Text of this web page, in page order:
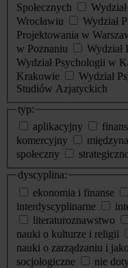
Społecznych
Wrocławiu
Wydział
Projektowania w
w Poznaniu
Wydział
Wydział Psychologii w
Krakowie
Wydział
Studiów Azjatyckich
typ:
aplikacyjny
komercyjny
społeczny
dyscyplina:
ekonomia i finanse
interdyscyplinarne
literaturoznawstwo
nauki o kulturze i religii
nauki o zarządzaniu i
socjologiczne
nie